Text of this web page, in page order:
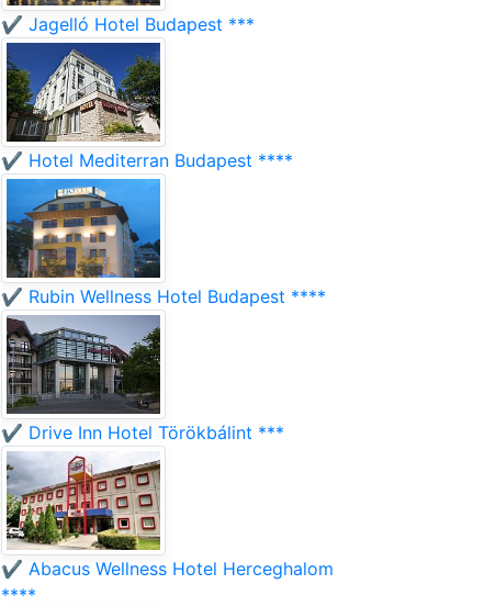
✔️ Jagelló Hotel Budapest ***
✔️ Hotel Mediterran Budapest ****
✔️ Rubin Wellness Hotel Budapest ****
✔️ Drive Inn Hotel Törökbálint ***
✔️ Abacus Wellness Hotel Herceghalom
****